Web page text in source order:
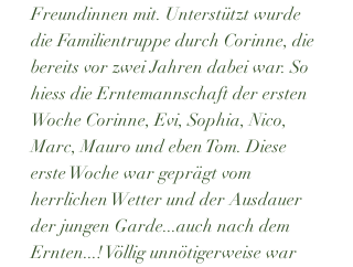
Freundinnen mit. Unterstützt wurde
die Familientruppe durch Corinne, die
bereits vor zwei Jahren dabei war. So
hiess die Erntemannschaft der ersten
Woche Corinne, Evi, Sophia, Nico,
Marc, Mauro und eben Tom. Diese
erste Woche war geprägt vom
herrlichen Wetter und der Ausdauer
der jungen Garde...auch nach dem
Ernten...! Völlig unnötigerweise war